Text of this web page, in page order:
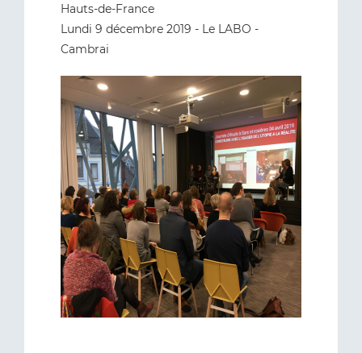
Hauts-de-France
Lundi 9 décembre 2019 - Le LABO -
Cambrai